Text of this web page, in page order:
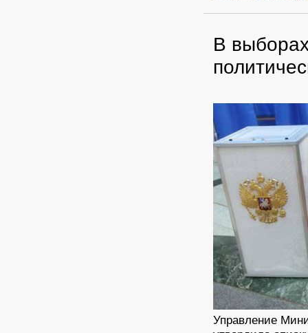
В
Управление